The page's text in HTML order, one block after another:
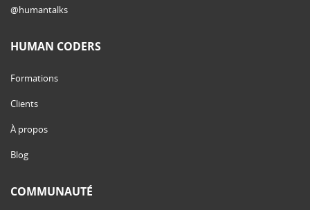
@humantalks
HUMAN CODERS
Formations
Clients
À propos
Blog
COMMUNAUTÉ